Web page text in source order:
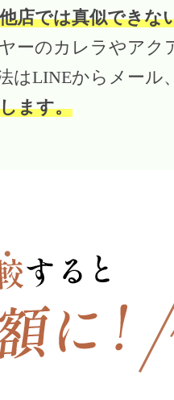
他店では真似できな
ーのカレラやアク
はLINEからメール
ます。